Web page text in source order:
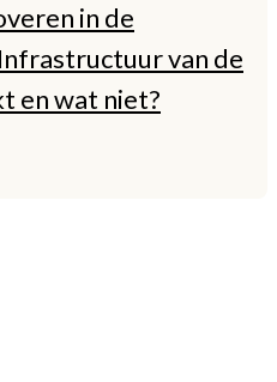
in de
van de
en wat niet?